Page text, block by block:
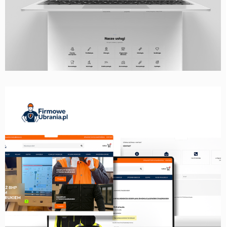
STRONA WWW